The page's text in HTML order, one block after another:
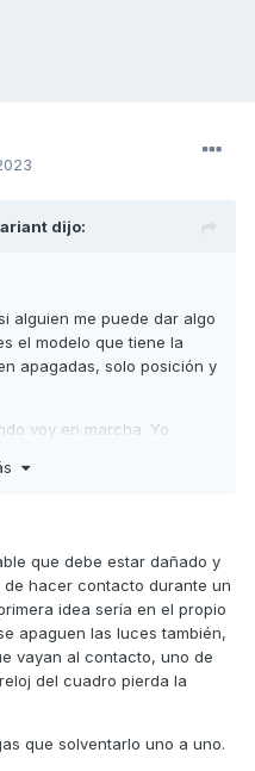
dijo:
alguien me puede dar algo
el modelo que tiene la
apagadas, solo posición y
voy en marcha. Yo
cuando das el contacto
cuadro, se mueven las
con la pipeta
Desde que lo
no me da signos de
estar bien a falta de
pasa cuando llevo las
que debe estar dañado y
hacer contacto durante un
idea sería en el propio
apaguen las luces también,
vayan al contacto, uno de
del cuadro pierda la
que solventarlo uno a uno.